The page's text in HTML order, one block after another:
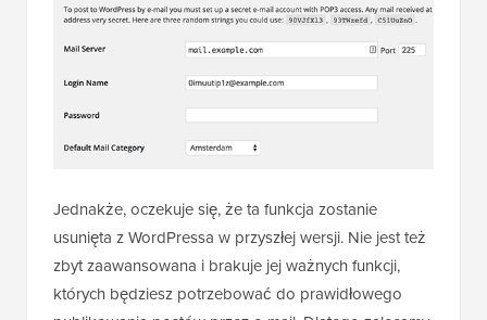
Jednakże, oczekuje się, że ta funkcja zostanie
usunięta z WordPressa w przyszłej wersji. Nie jest też
zbyt zaawansowana i brakuje jej ważnych funkcji,
których będziesz potrzebować do prawidłowego